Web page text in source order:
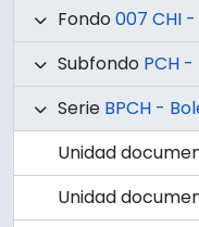
Fondo 007 CHI
Subfondo PCH
Serie BPCH -
Unidad
Unidad